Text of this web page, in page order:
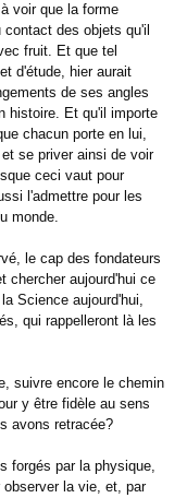
voir que la forme
des objets qu'il
fruit. Et que tel
d'étude, hier aurait
de ses angles
histoire. Et qu'il importe
chacun porte en lui,
se priver ainsi de voir
ceci vaut pour
l'admettre pour les
monde.
le cap des fondateurs
chercher aujourd'hui ce
Science aujourd'hui,
qui rappelleront là les
suivre encore le chemin
y être fidèle au sens
avons retracée?
forgés par la physique,
la vie, et, par